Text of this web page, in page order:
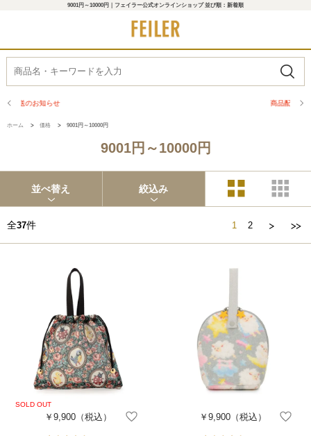
9001円～10000円｜フェイラー公式オンラインショップ 並び順：新着順
ホーム > 価格 > 9001円～10000円
9001円～10000円
並べ替え 絞込み
全37件 1 2
￥9,900 （税込） ￥9,900（税込）